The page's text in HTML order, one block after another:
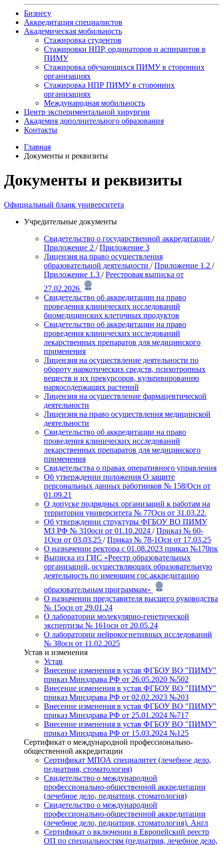
Бизнесу
Аккредитация специалистов
Академическая мобильность
Стажировка студентов
Стажировки НПР, ординаторов и аспирантов в
ПИМУ
Стажировка обучающихся ПИМУ в сторонних
организациях
Стажировка НПР ПИМУ в сторонних
организациях
Международная мобильность
Центр экспериментальной хирургии
Академия дополнительного образования
Контакты
Главная
Документы и реквизиты
Документы и реквизиты
Официальный бланк университета
Учредительные документы
Свидетельство о государственной аккредитации /
Приложение 2 /Приложение 3
Лицензия на право осуществления
образовательной деятельности /Приложение 1.2 /
Приложение 1.3 /Реестровая выписка от
27.02.2026
Свидетельство об аккредитации на право
проведения клинических исследований
биомедицинских клеточных продуктов
Свидетельство об аккредитации на право
проведения клинических исследований
лекарственных препаратов для медицинского
применения
Лицензия на осуществление деятельности по
обороту наркотических средств, психотропных
веществ и их прекурсоров, культивированию
наркосодержащих растений
Лицензия на осуществление фармацевтической
деятельности
Лицензия на право осуществления медицинской
деятельности
Cвидетельство об аккредитации на право
проведения клинических исследований
лекарственных препаратов для медицинского
применения
Свидетельства о правах оперативного управления
Об утверждении положения О защите
персональных данных работников № 158/Осн от
01.09.21
О допуске подрядных организаций к работам на
территории университета № 77Осн от 31.03.22.
Об утверждении структуры ФГБОУ ВО ПИМУ
МЗ РФ № 310осн от 01.10.2024 /Приказ № 60-
1Осн от 03.03.25 /Приказ № 78-1Осн от 17.03.25
О назначении ректора с 01.08.2023 приказ №170пк
Выписка из ГИС «Реестр образовательных
организаций, осуществляющих образовательную
деятельность по имеющим гос.аккредитацию
образовательным программам»
О назначении представителя высшего руководства
№ 15осн от 29.01.24
О лаборатории молекулярно-генетической
экспертизы № 161осн от 20.05.24
О лаборатории нейрокогнетивных исследований
№ 38осн от 11.02.2025
Устав и изменения
Устав
Внесение изменения в устав ФГБОУ ВО "ПИМУ"
приказ Минздрава РФ от 26.05.2020 №502
Внесение изменения в устав ФГБОУ ВО "ПИМУ"
приказ Минздрава РФ от 02.02.2023 №203
Внесение изменения в устав ФГБОУ ВО "ПИМУ"
приказ Минздрава РФ от 25.01.2024 №717
Внесение изменения в устав ФГБОУ ВО "ПИМУ"
приказ Минздрава РФ от 15.03.2024 №125
Сертификат о международной профессионально-
общественной аккредитации
Сертификат МПОА специалитет (лечебное дело,
педиатрия, стоматология)
Свидетельство о международной
профессионально-общественной аккредитации
(лечебное дело, педиатрия, стоматология)
Свидетельство о международной
профессионально-общественной аккредитации
(лечебное дело, педиатрия, стоматология). Англ
Сертификат о включении в Европейский реестр
ОП по специальностям (педиатрия, лечебное дело,